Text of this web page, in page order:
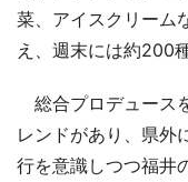
菜、アイスクリーム
え、週末には約200
総合プロデュース
レンドがあり、県外
行を意識しつつ福井